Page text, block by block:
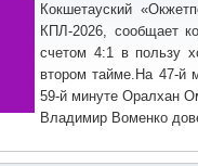
Кокшетауский
КПЛ-2026, сообщает
счетом 4:1 в пользу
втором тайме.На 47-й
59-й минуте Оралхан
Владимир Воменко